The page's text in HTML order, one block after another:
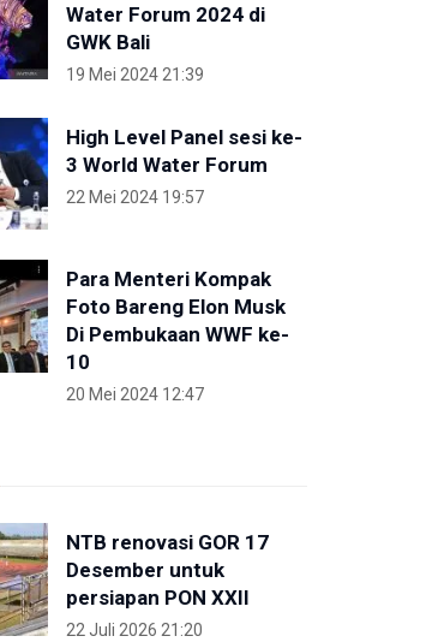
Water Forum 2024 di
GWK Bali
19 Mei 2024 21:39
High Level Panel sesi ke-
3 World Water Forum
22 Mei 2024 19:57
Para Menteri Kompak
Foto Bareng Elon Musk
Di Pembukaan WWF ke-
10
20 Mei 2024 12:47
NTB renovasi GOR 17
Desember untuk
persiapan PON XXII
22 Juli 2026 21:20